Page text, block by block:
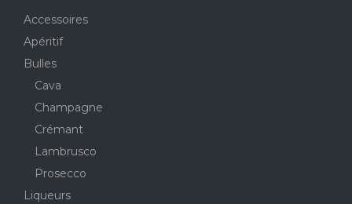
Accessoires
Apéritif
Bulles
Cava
Champagne
Crémant
Lambrusco
Prosecco
Liqueurs